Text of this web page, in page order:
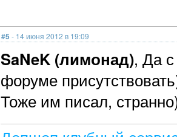
#5 - 14 июня 2012 в 19:09
SaNeK (лимонад), Да
форуме
Тоже им писал,